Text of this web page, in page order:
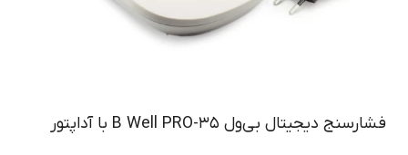
فشارسنج دیجیتال بی‌ول B‌ Well PRO-35 با آداپتور